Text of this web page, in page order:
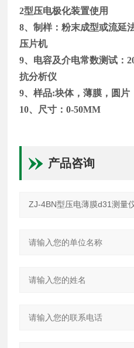
2型压电极化装置使用
8、制样：粉末成型或流延
压片机
9、电容及介电常数测试：
抗分析仪
9、样品:块体，薄膜，圆片
10、尺寸：0-50MM
产品咨询